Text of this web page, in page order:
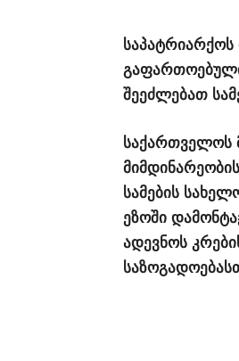
შეეძლებათ
საქართველოს
სამების
ეზოში
ადევნოს